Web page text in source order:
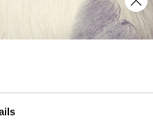
% Polyester
60% Coton
50 %